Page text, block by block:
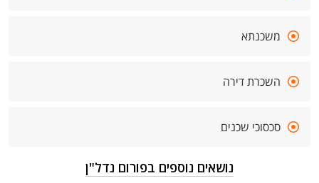
משכנתא
השכרת דירה
סכסוכי שכנים
נושאים נוספים בפורום נדל"ן